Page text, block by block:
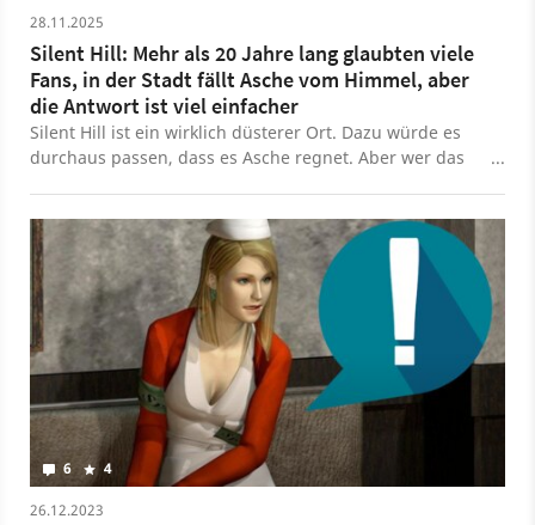
28.11.2025
Silent Hill: Mehr als 20 Jahre lang glaubten viele
Fans, in der Stadt fällt Asche vom Himmel, aber
die Antwort ist viel einfacher
Silent Hill ist ein wirklich düsterer Ort. Dazu würde es
durchaus passen, dass es Asche regnet. Aber wer das
6 4
26.12.2023